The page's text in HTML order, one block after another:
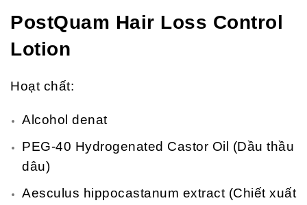
PostQuam Hair Loss Control
Lotion
Hoạt chất:
Alcohol denat
PEG-40 Hydrogenated Castor Oil (Dầu thầu
dâu)
Aesculus hippocastanum extract (Chiết xuất